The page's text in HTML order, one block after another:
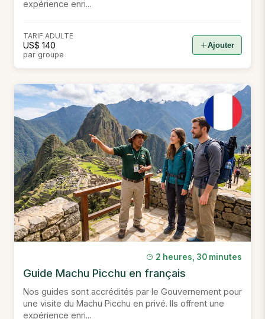
expérience enri...
TARIF ADULTE
US$ 140
par groupe
Ajouter
2 heures, 30 minutes
Guide Machu Picchu en français
Nos guides sont accrédités par le Gouvernement pour
une visite du Machu Picchu en privé. Ils offrent une
expérience enri...